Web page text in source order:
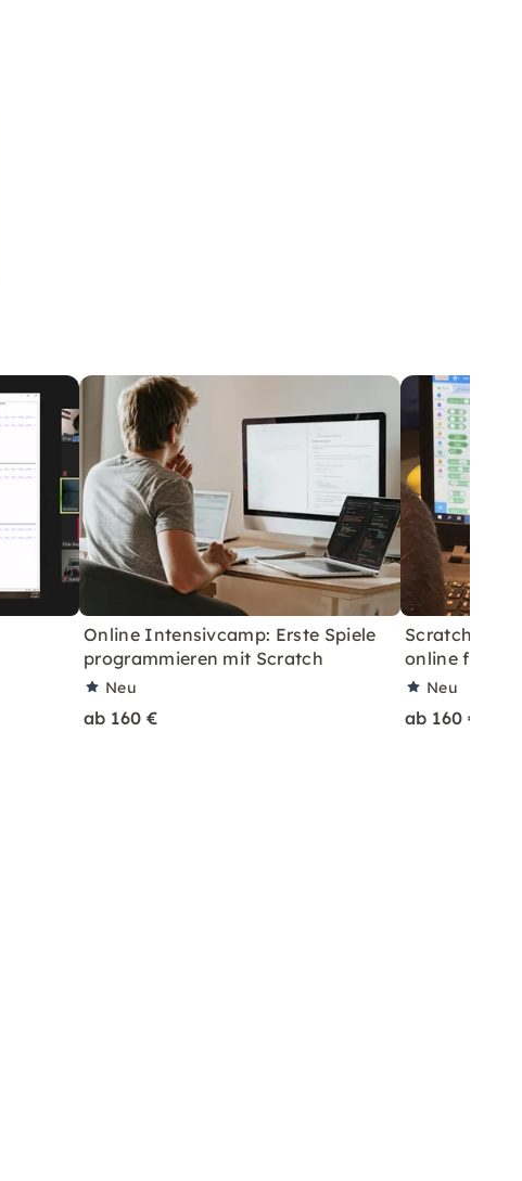
Online Intensivcamp: Erste Spiele
programmieren mit Scratch
Neu
ab 160 €
Scratch
online für
Neu
ab 160 €